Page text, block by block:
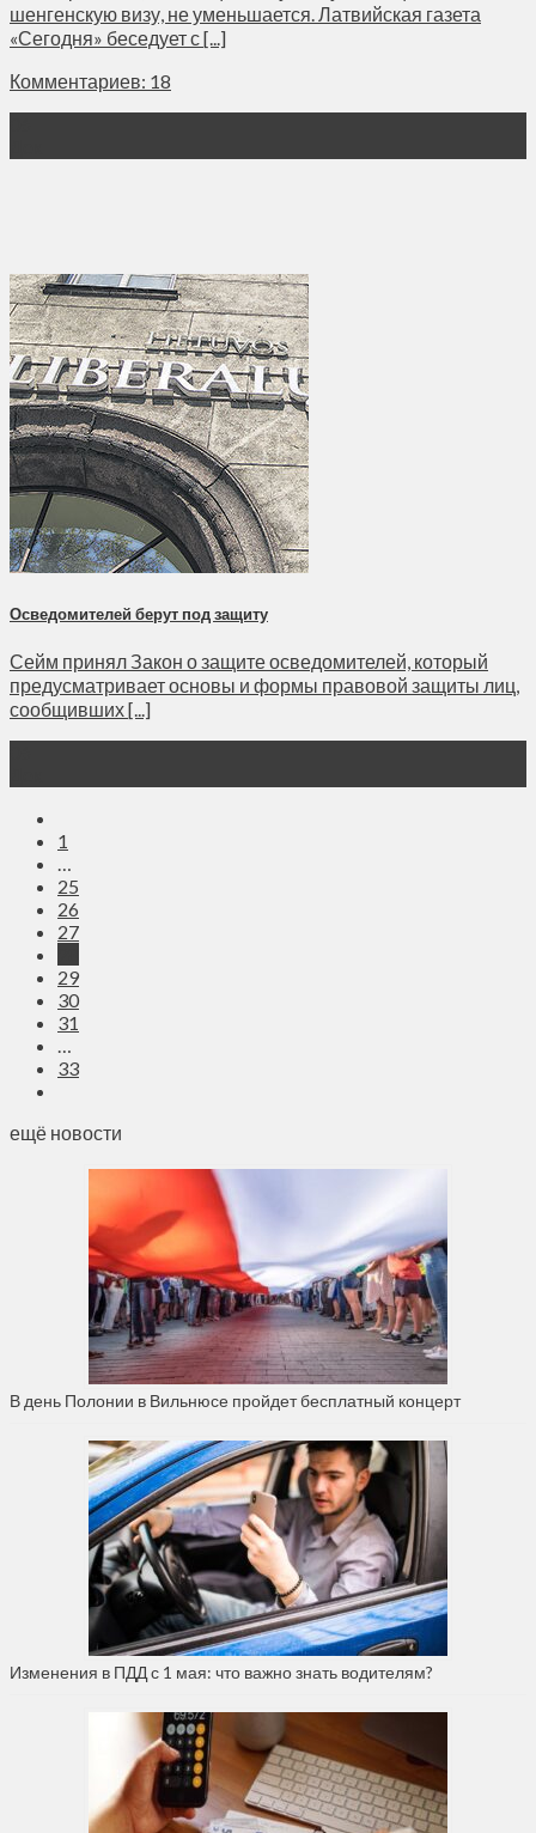
шенгенскую визу, не уменьшается. Латвийская газета
«Сегодня» беседует с [...]
Комментариев: 18
Осведомителей берут под защиту
Сейм принял Закон о защите осведомителей, который
предусматривает основы и формы правовой защиты лиц,
сообщивших [...]
1
25
26
27
29
30
31
33
ещё новости
В день Полонии в Вильнюсе пройдет бесплатный концерт
Изменения в ПДД с 1 мая: что важно знать водителям?